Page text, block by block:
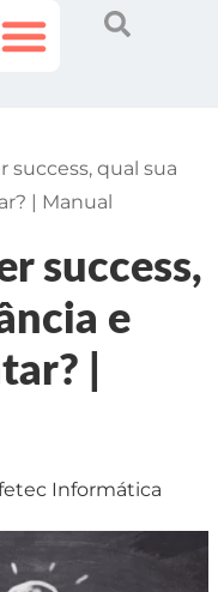
success, qual sua
| Manual
success,
e
|
Informática